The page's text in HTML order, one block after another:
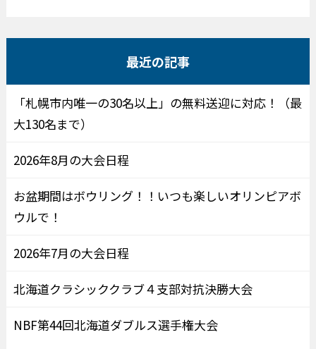
最近の記事
「札幌市内唯一の30名以上」の無料送迎に対応！（最
大130名まで）
2026年8月の大会日程
お盆期間はボウリング！！いつも楽しいオリンピアボ
ウルで！
2026年7月の大会日程
北海道クラシッククラブ４支部対抗決勝大会
NBF第44回北海道ダブルス選手権大会